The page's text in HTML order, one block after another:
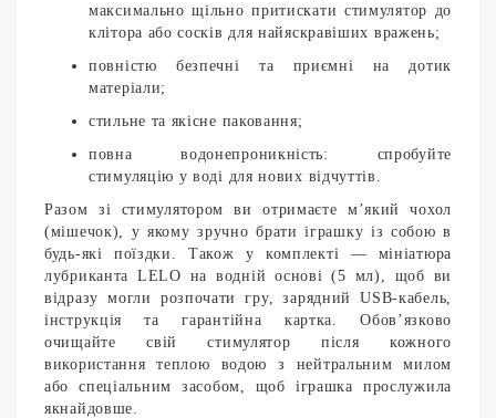
максимально щільно притискати стимулятор до
клітора або сосків для найяскравіших вражень;
повністю безпечні та приємні на дотик
матеріали;
стильне та якісне паковання;
повна водонепроникність: спробуйте
стимуляцію у воді для нових відчуттів.
Разом зі стимулятором ви отримаєте м’який чохол
(мішечок), у якому зручно брати іграшку із собою в
будь-які поїздки. Також у комплекті — мініатюра
лубриканта LELO на водній основі (5 мл), щоб ви
відразу могли розпочати гру, зарядний USB-кабель,
інструкція та гарантійна картка. Обов’язково
очищайте свій стимулятор після кожного
використання теплою водою з нейтральним милом
або спеціальним засобом, щоб іграшка прослужила
якнайдовше.